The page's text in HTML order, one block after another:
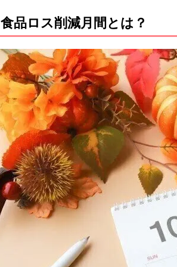
食品ロス削減月間とは？